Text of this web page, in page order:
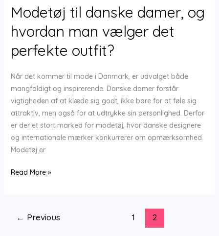
Modetøj til danske damer, og
hvordan man vælger det
perfekte outfit?
Når det kommer til mode i Danmark, er udvalget både
mangfoldigt og inspirerende. Danske damer forstår
vigtigheden af at klæde sig godt, ikke bare for at føle sig
attraktiv, men også for at udtrykke sin personlighed. Derfor
er der et stort marked for modetøj, hvor danske designere
og internationale mærker konkurrerer om opmærksomhed.
Modetøj er
Modetøj
og
Read More »
← Previous 1 2